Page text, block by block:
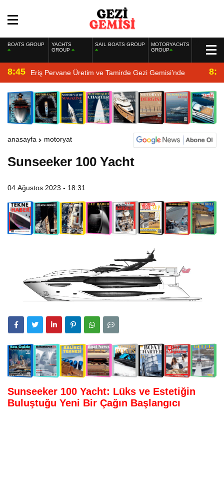
BOATS GROUP
YACHTS
GROUP
SAIL BOATS GROUP
MOTORYACHTS
GROUP
8:45 Eriş Pervane Üretim ve Tamirde Gezi Gemisi’nde
anasayfa motoryat
Sunseeker 100 Yacht
04 Ağustos 2023 - 18:31
Sunseeker 100 Yacht: Lüks ve Estetiğin
Buluştuğu Yeni Bir Çağın Başlangıcı